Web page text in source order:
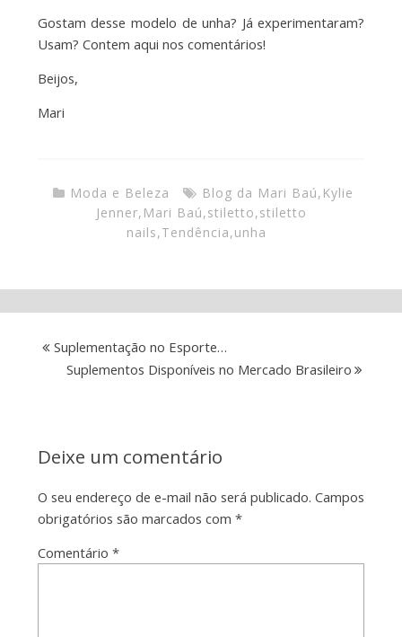
Gostam desse modelo de unha? Já experimentaram?
Usam? Contem aqui nos comentários!
Beijos,
Mari
Moda e Beleza Blog da Mari Baú, Kylie
Jenner, Mari Baú,stiletto,stiletto
nails,Tendência,unha
Suplementação no Esporte…
Suplementos Disponíveis no Mercado Brasileiro
Deixe um comentário
O seu endereço de e-mail não será publicado. Campos
obrigatórios são marcados com *
Comentário *